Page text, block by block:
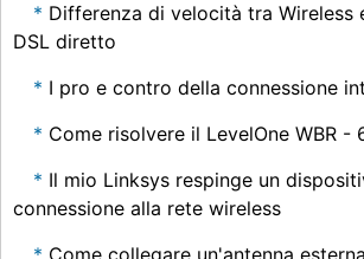
Differenza di velocità tra Wireless
DSL diretto
I pro e contro della connessione
Come risolvere il LevelOne WBR -
Il mio Linksys respinge un
connessione alla rete wireless
Come collegare un'antenna